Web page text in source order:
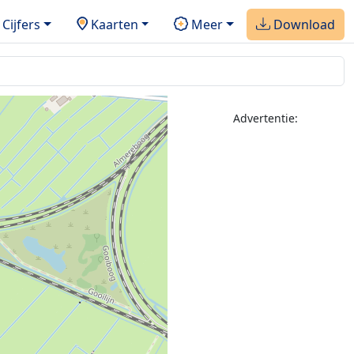
Cijfers Kaarten Meer Download
Advertentie: